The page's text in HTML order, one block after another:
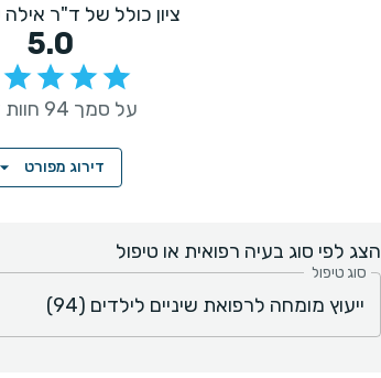
ציון כולל של ד"ר אילה
5.0
על סמך 94 חוות דעת
דירוג מפורט
הצג לפי סוג בעיה רפואית או טיפול
סוג טיפול